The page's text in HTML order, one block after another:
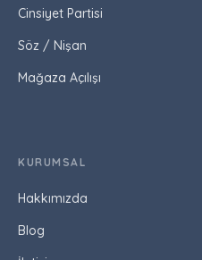
Cinsiyet Partisi
Söz / Nişan
Mağaza Açılışı
KURUMSAL
Hakkımızda
Blog